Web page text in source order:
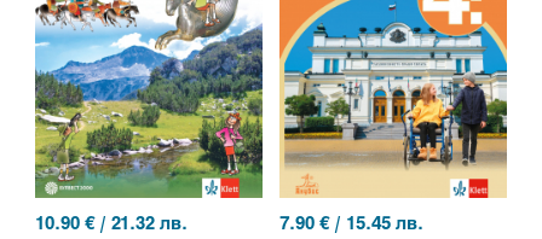
10.90 € / 21.32 лв. 7.90€ / 15.45 лв.